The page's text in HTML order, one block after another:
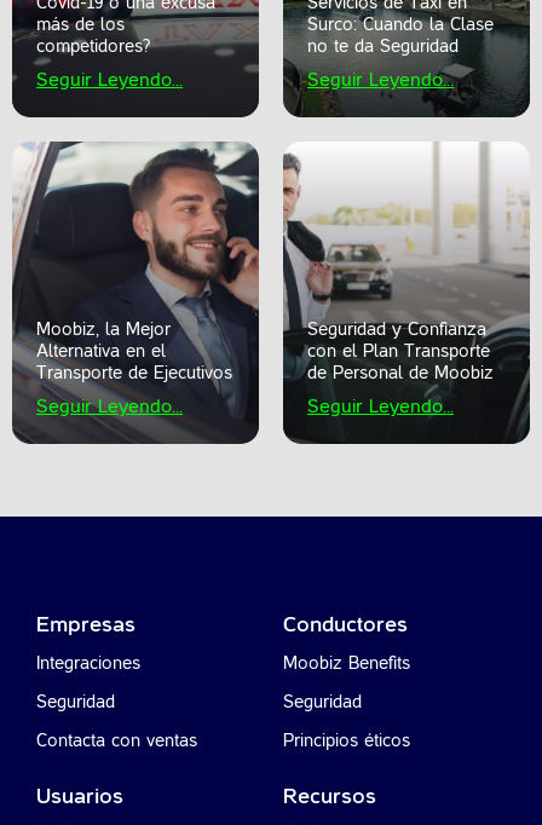
más de los
competidores?
Seguir Leyendo...
Surco: Cuando la Clase
no te da Seguridad
Seguir Leyendo...
Moobiz, la Mejor
Alternativa en el
Transporte de Ejecutivos
Seguir Leyendo...
Seguridad y Confianza
con el Plan Transporte
de Personal de Moobiz
Seguir Leyendo...
Empresas
Integraciones
Seguridad
Contacta con ventas
Conductores
Moobiz Benefits
Seguridad
Principios éticos
Usuarios Recursos